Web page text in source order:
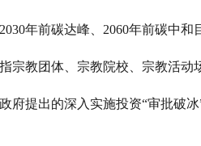
年前碳达峰、2060年前碳中和
指宗教团体、宗教院校、宗教活动
府提出的深入实施投资“审批破